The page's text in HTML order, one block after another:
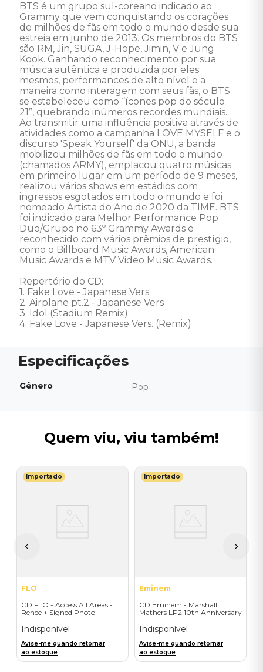
BTS é um grupo sul-coreano indicado ao
Grammy que vem conquistando os corações
de milhões de fãs em todo o mundo desde sua
estreia em junho de 2013. Os membros do BTS
são RM, Jin, SUGA, J-Hope, Jimin, V e Jung
Kook. Ganhando reconhecimento por sua
música autêntica e produzida por eles
mesmos, performances de alto nível e a
maneira como interagem com seus fãs, o BTS
se estabeleceu como “ícones pop do século
21”, quebrando inúmeros recordes mundiais.
Ao transmitir uma influência positiva através de
atividades como a campanha LOVE MYSELF e o
discurso 'Speak Yourself' da ONU, a banda
mobilizou milhões de fãs em todo o mundo
(chamados ARMY), emplacou quatro músicas
em primeiro lugar em um período de 9 meses,
realizou vários shows em estádios com
ingressos esgotados em todo o mundo e foi
nomeado Artista do Ano de 2020 da TIME. BTS
foi indicado para Melhor Performance Pop
Duo/Grupo no 63º Grammy Awards e
reconhecido com vários prêmios de prestígio,
como o Billboard Music Awards, American
Music Awards e MTV Video Music Awards.
Repertório do CD:
1. Fake Love - Japanese Vers
2. Airplane pt.2 - Japanese Vers
3. Idol (Stadium Remix)
4. Fake Love - Japanese Vers. (Remix)
Gênero Pop
Quem viu, viu também!
Importado
FLO
CD FLO - Access All Areas -
Renee + Signed Photo -
Indisponível
Avise-me quando retornar
ao estoque
Importado
Eminem
CD Eminem - Marshall
Mathers LP2 10th Anniversary
Indisponível
Avise-me quando retornar
ao estoque